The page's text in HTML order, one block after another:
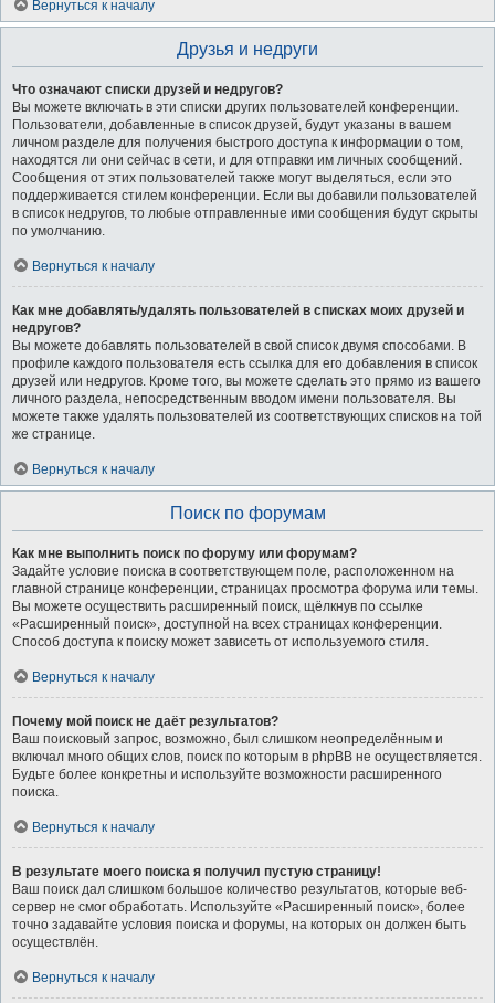
Вернуться к началу
Друзья и недруги
Что означают списки друзей и недругов?
Вы можете включать в эти списки других пользователей конференции.
Пользователи, добавленные в список друзей, будут указаны в вашем
личном разделе для получения быстрого доступа к информации о том,
находятся ли они сейчас в сети, и для отправки им личных сообщений.
Сообщения от этих пользователей также могут выделяться, если это
поддерживается стилем конференции. Если вы добавили пользователей
в список недругов, то любые отправленные ими сообщения будут скрыты
по умолчанию.
Вернуться к началу
Как мне добавлять/удалять пользователей в списках моих друзей и
недругов?
Вы можете добавлять пользователей в свой список двумя способами. В
профиле каждого пользователя есть ссылка для его добавления в список
друзей или недругов. Кроме того, вы можете сделать это прямо из вашего
личного раздела, непосредственным вводом имени пользователя. Вы
можете также удалять пользователей из соответствующих списков на той
же странице.
Вернуться к началу
Поиск по форумам
Как мне выполнить поиск по форуму или форумам?
Задайте условие поиска в соответствующем поле, расположенном на
главной странице конференции, страницах просмотра форума или темы.
Вы можете осуществить расширенный поиск, щёлкнув по ссылке
«Расширенный поиск», доступной на всех страницах конференции.
Способ доступа к поиску может зависеть от используемого стиля.
Вернуться к началу
Почему мой поиск не даёт результатов?
Ваш поисковый запрос, возможно, был слишком неопределённым и
включал много общих слов, поиск по которым в phpBB не осуществляется.
Будьте более конкретны и используйте возможности расширенного
поиска.
Вернуться к началу
В результате моего поиска я получил пустую страницу!
Ваш поиск дал слишком большое количество результатов, которые веб-
сервер не смог обработать. Используйте «Расширенный поиск», более
точно задавайте условия поиска и форумы, на которых он должен быть
осуществлён.
Вернуться к началу